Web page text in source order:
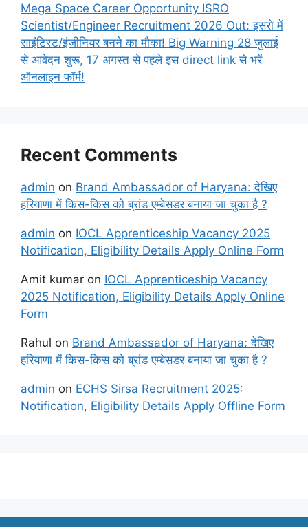
Mega Space Career Opportunity ISRO
Scientist/Engineer Recruitment 2026 Out: इसरो में
साइंटिस्ट/इंजीनियर बनने का मौका! Big Warning 28 जुलाई
से आवेदन शुरू, 17 अगस्त से पहले इस direct link से भरें
ऑनलाइन फॉर्म!
Recent Comments
admin on Brand Ambassador of Haryana: देखिए
हरियाणा में किस-किस को ब्रांड एम्बेसडर बनाया जा चुका है ?
admin on IOCL Apprenticeship Vacancy 2025
Notification, Eligibility Details Apply Online Form
Amit kumar on IOCL Apprenticeship Vacancy
2025 Notification, Eligibility Details Apply Online
Form
Rahul on Brand Ambassador of Haryana: देखिए
हरियाणा में किस-किस को ब्रांड एम्बेसडर बनाया जा चुका है ?
admin on ECHS Sirsa Recruitment 2025:
Notification, Eligibility Details Apply Offline Form